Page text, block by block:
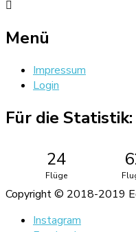
Menü
Impressum
Login
Für die Statistik:
24
Flüge
Copyright © 2018-2019
Instagram